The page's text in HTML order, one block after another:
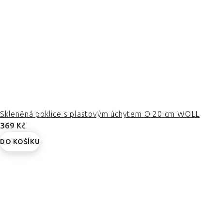
Skleněná poklice s plastovým úchytem O 20 cm WOLL
369 Kč
DO KOŠÍKU